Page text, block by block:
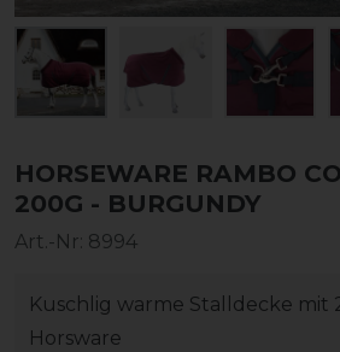
HORSEWARE RAMBO
200G - BURGUNDY
Art.-Nr: 8994
Kuschlig warme Stalldecke
Horsware